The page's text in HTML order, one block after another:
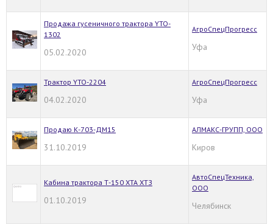
Продажа гусеничного трактора YTO-
1302
05.02.2020
АгроСпецПрогресс
Уфа
Трактор YTO-2204
04.02.2020
АгроСпецПрогресс
Уфа
Продаю К-703-ДМ15
31.10.2019
АЛМАКС-ГРУПП, ООО
Киров
Кабина трактора Т-150 ХТА ХТЗ
01.10.2019
АвтоСпецТехника,
ООО
Челябинск